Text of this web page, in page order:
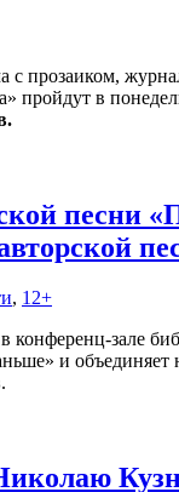
с прозаиком,
пройдут в
песни
, 12+
в конференц-зале
и объединяет
.